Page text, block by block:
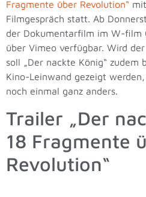
Fragmente über Revolution“
Filmgespräch statt. Ab
der Dokumentarfilm im W-film
über Vimeo verfügbar. Wird
soll „Der nackte König“ zudem
Kino-Leinwand gezeigt
noch einmal ganz anders.
Trailer „Der
18 Fragmente
Revolution“